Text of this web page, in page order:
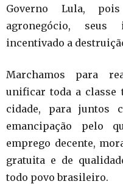
Governo Lula,
agronegócio, seus
incentivado a
Marchamos para
unificar toda a classe
cidade, para juntos
emancipação pelo
emprego decente,
gratuita e de
todo povo brasileiro.